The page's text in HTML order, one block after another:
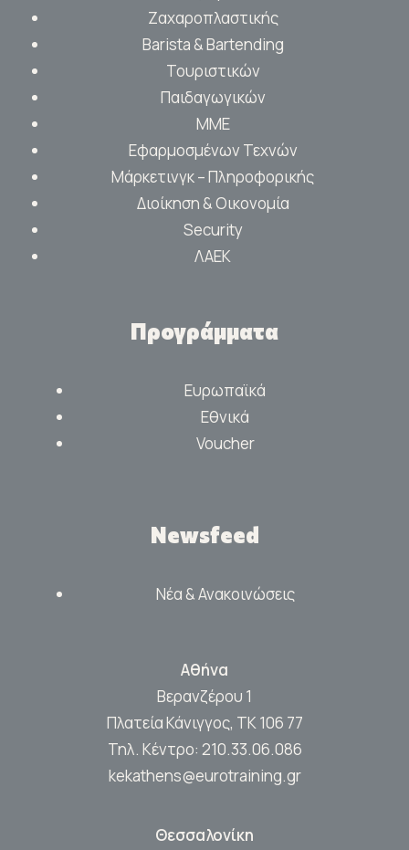
Ζαχαροπλαστικής
Barista & Bartending
Τουριστικών
Παιδαγωγικών
ΜΜΕ
Εφαρμοσμένων Τεχνών
Μάρκετινγκ – Πληροφορικής
Διοίκηση & Οικονομία
Security
ΛΑΕΚ
Προγράμματα
Ευρωπαϊκά
Εθνικά
Voucher
Newsfeed
Νέα & Ανακοινώσεις
Αθήνα
Βερανζέρου 1
Πλατεία Κάνιγγος, ΤΚ 106 77
Τηλ. Κέντρο: 210.33.06.086
kekathens@eurotraining.gr
Θεσσαλονίκη